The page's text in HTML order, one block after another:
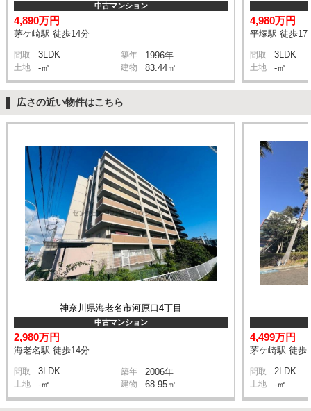
中古マンション
4,890万円
茅ケ崎駅 徒歩14分
間取 3LDK 築年 1996年
土地 -㎡ 建物 83.44㎡
4,980万円
平塚駅 徒歩17
間取 3LDK
土地 -㎡
広さの近い物件はこちら
神奈川県海老名市河原口4丁目
中古マンション
2,980万円
海老名駅 徒歩14分
間取 3LDK 築年 2006年
土地 -㎡ 建物 68.95㎡
4,499万円
茅ケ崎駅 徒歩
間取 2LDK
土地 -㎡